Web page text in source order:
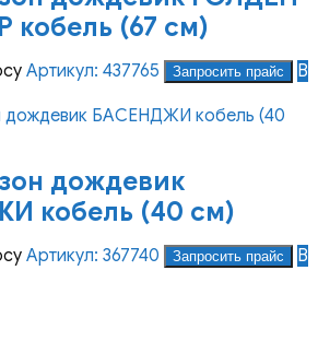
Опции
можно
выбрать
на
странице
товара.
кобель (67 см)
Артикул: 437765 Запросить прайс
В
дождевик
кобель (40 см)
Артикул: 367740 Запросить прайс
В